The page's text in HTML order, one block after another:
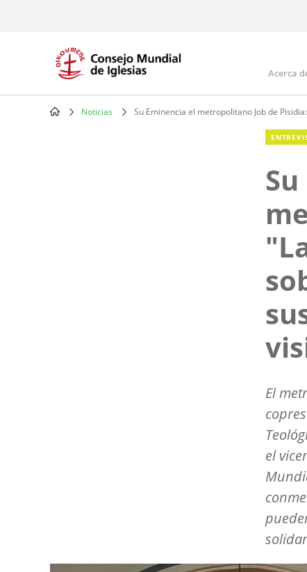
Acerca
Noticias Su Eminencia el metropolitano Job de
El
el